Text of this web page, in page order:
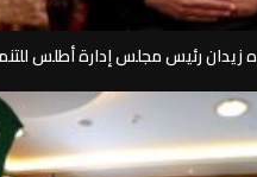
رئيس مجلس إدارة أطلس